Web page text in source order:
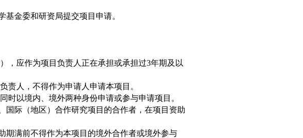
金委和研资局提交项目申请。
，应作为项目负责人正在承担或承担过3年期及以
责人，不得作为申请人申请本项目。
时以境内、境外两种身份申请或参与申请项目。
国际（地区）合作研究项目的合作者，在项目资助
期满前不得作为本项目的境外合作者或境外参与